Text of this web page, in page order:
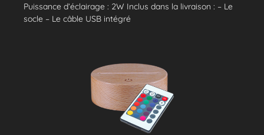
Puissance d’éclairage : 2W Inclus dans la livraison : – Le
socle – Le câble USB intégré